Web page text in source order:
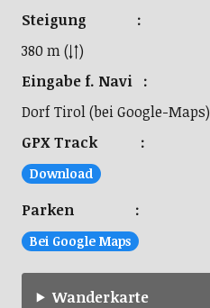
Steigung :
380 m (↓↑)
Eingabe f. Navi :
Dorf Tirol (bei Google-Maps)
GPX Track :
Download
Parken :
Bei Google Maps
Wanderkarte